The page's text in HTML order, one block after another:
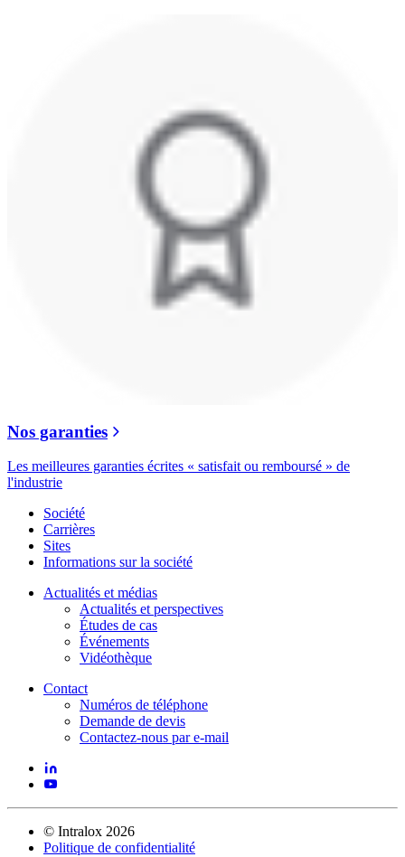
Nos garanties
Les meilleures garanties écrites « satisfait ou remboursé » de
l'industrie
Société
Carrières
Sites
Informations sur la société
Actualités et médias
Actualités et perspectives
Études de cas
Événements
Vidéothèque
Contact
Numéros de téléphone
Demande de devis
Contactez-nous par e-mail
© Intralox 2026
Politique de confidentialité